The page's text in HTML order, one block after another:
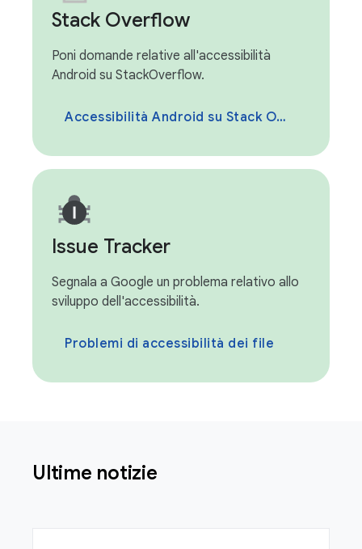
Stack Overflow
Poni domande relative all'accessibilità
Android su StackOverflow.
Accessibilità Android su Stack Overflow
Issue Tracker
Segnala a Google un problema relativo allo
sviluppo dell'accessibilità.
Problemi di accessibilità dei file
Ultime notizie